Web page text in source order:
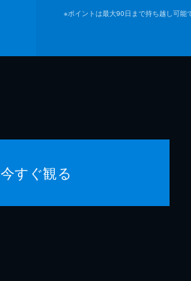
※ポイントは最大90日まで持ち越し可能
今すぐ観る